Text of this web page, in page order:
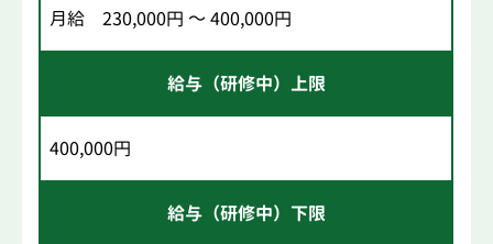
月給 230,000円 ～ 400,000円
給与（研修中）上限
400,000円
給与（研修中）下限